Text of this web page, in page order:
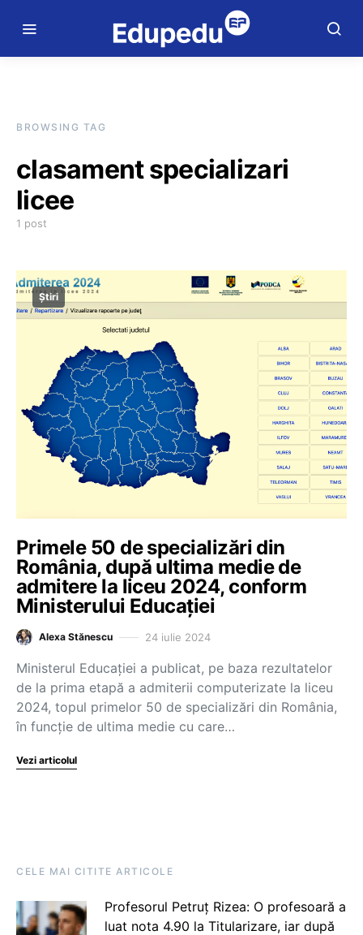
BROWSING TAG
clasament specializari
licee
1 post
Știri
Primele 50 de specializări din
România, după ultima medie de
admitere la liceu 2024, conform
Ministerului Educației
Alexa Stănescu 24 iulie 2024
Ministerul Educației a publicat, pe baza rezultatelor
de la prima etapă a admiterii computerizate la liceu
2024, topul primelor 50 de specializări din România,
în funcție de ultima medie cu care…
Vezi articolul
CELE MAI CITITE ARTICOLE
Profesorul Petruț Rizea: O profesoară a
luat nota 4.90 la Titularizare, iar după